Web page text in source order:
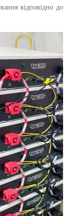
відповідно до